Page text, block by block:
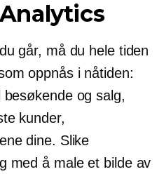
går, må du hele tiden
oppnås i nåtiden:
og salg,
kunder,
dine. Slike
med å male et bilde av